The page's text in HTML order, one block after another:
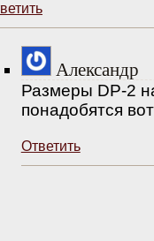
Александр
Размеры DP-2
понадобятся
Ответить